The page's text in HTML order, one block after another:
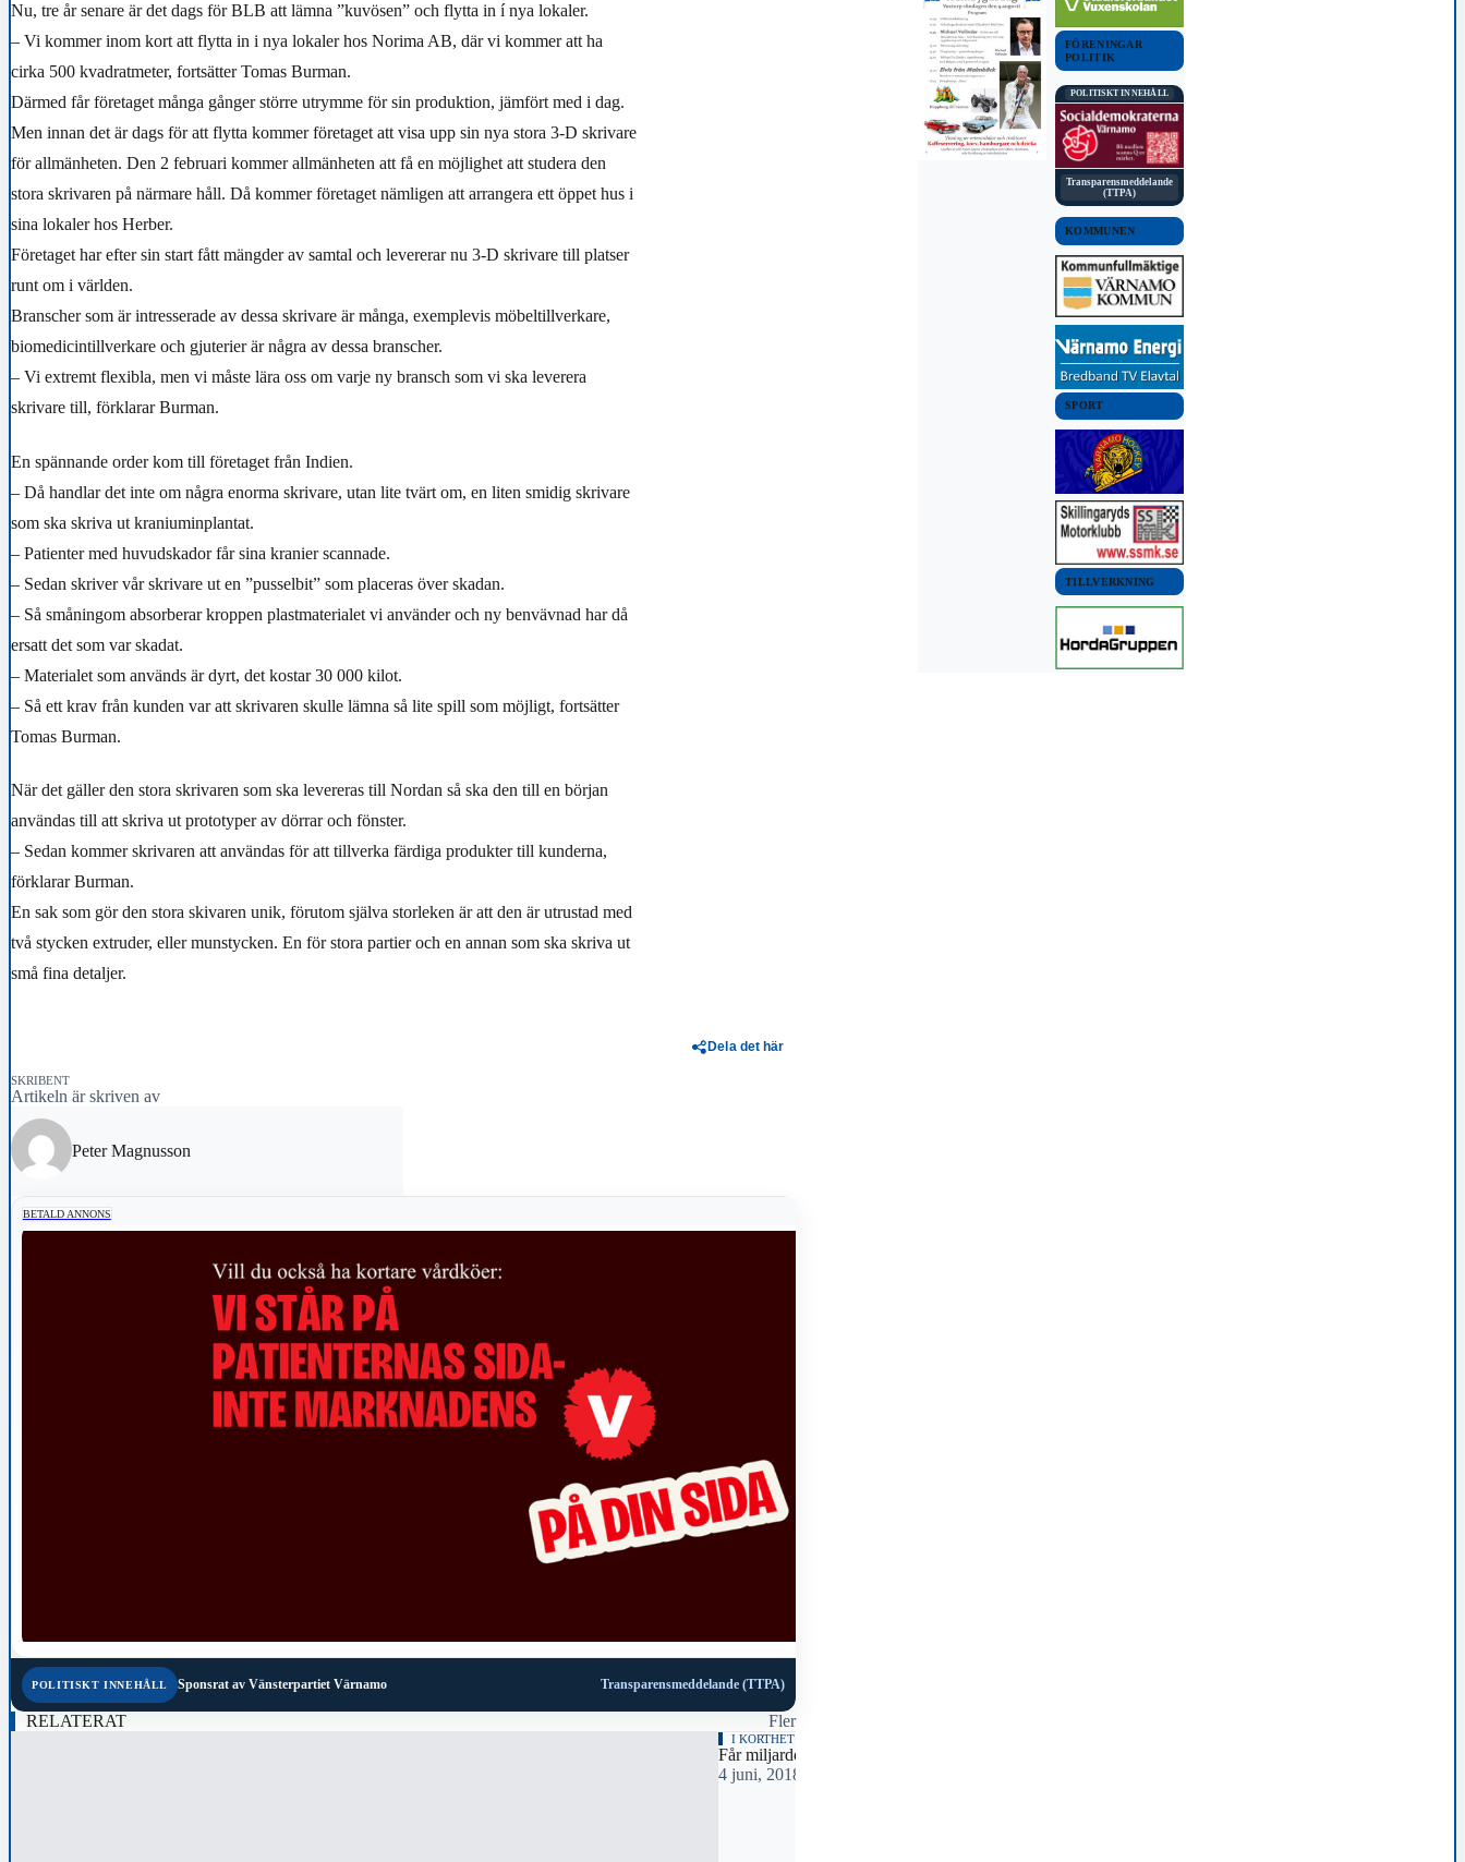
Nu, tre år senare är det dags för BLB att lämna ”kuvösen” och flytta in í nya lokaler.
– Vi kommer inom kort att flytta in i nya lokaler hos Norima AB, där vi kommer att ha
cirka 500 kvadratmeter, fortsätter Tomas Burman.
Därmed får företaget många gånger större utrymme för sin produktion, jämfört med i dag.
Men innan det är dags för att flytta kommer företaget att visa upp sin nya stora 3-D skrivare
för allmänheten. Den 2 februari kommer allmänheten att få en möjlighet att studera den
stora skrivaren på närmare håll. Då kommer företaget nämligen att arrangera ett öppet hus i
sina lokaler hos Herber.
Företaget har efter sin start fått mängder av samtal och levererar nu 3-D skrivare till platser
runt om i världen.
Branscher som är intresserade av dessa skrivare är många, exemplevis möbeltillverkare,
biomedicintillverkare och gjuterier är några av dessa branscher.
– Vi extremt flexibla, men vi måste lära oss om varje ny bransch som vi ska leverera
skrivare till, förklarar Burman.
En spännande order kom till företaget från Indien.
– Då handlar det inte om några enorma skrivare, utan lite tvärt om, en liten smidig skrivare
som ska skriva ut kraniuminplantat.
– Patienter med huvudskador får sina kranier scannade.
– Sedan skriver vår skrivare ut en ”pusselbit” som placeras över skadan.
– Så småningom absorberar kroppen plastmaterialet vi använder och ny benvävnad har då
ersatt det som var skadat.
– Materialet som används är dyrt, det kostar 30 000 kilot.
– Så ett krav från kunden var att skrivaren skulle lämna så lite spill som möjligt, fortsätter
Tomas Burman.
När det gäller den stora skrivaren som ska levereras till Nordan så ska den till en början
användas till att skriva ut prototyper av dörrar och fönster.
– Sedan kommer skrivaren att användas för att tillverka färdiga produkter till kunderna,
förklarar Burman.
En sak som gör den stora skivaren unik, förutom själva storleken är att den är utrustad med
två stycken extruder, eller munstycken. En för stora partier och en annan som ska skriva ut
små fina detaljer.
Dela det här
SKRIBENT
Artikeln är skriven av
Peter Magnusson
BETALD ANNONS
POLITISKT INNEHÅLL Sponsrat av Vänsterpartiet Värnamo Transparensmeddelande (TTPA)
RELATERAT Fler
I KORTHET
Får miljardorder
4 juni, 2018 09:45
FÖRENINGAR
POLITIK
POLITISKT INNEHÅLL
Transparensmeddelande
(TTPA)
KOMMUNEN
SPORT
TILLVERKNING